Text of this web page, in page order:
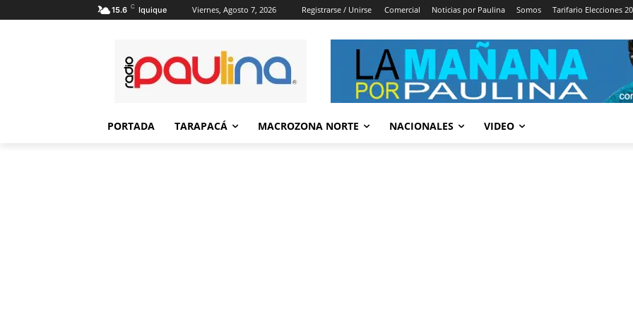
15.6 C Iquique Viernes, Agosto 7, 2026 Registrarse / Unirse Comercial Noticias por Paulina Somos Tarifario Elecciones
PORTADA TARAPACÁ MACROZONA NORTE NACIONALES VIDEO